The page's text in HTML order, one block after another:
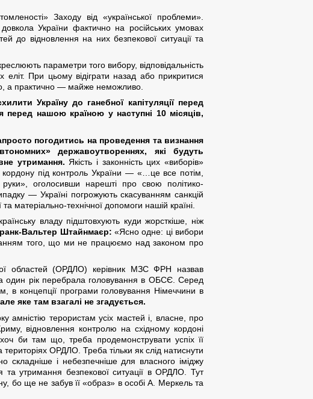
Заходу від «української проблеми».
України фактично на російських умовах
до відновлення на них безпекової ситуації та
параметри того вибору, відповідальність
еліт. При цьому відіграти назад або прикритися
а практично — майже неможливо.
Україну до ганебної капітуляції перед
перед нашою країною у наступні 10 місяців,
погодитись на проведення та визнання
державоутвореннях, які будуть
утримання. Якість і законність цих «виборів»
під контроль України — «…це все потім,
оголосивши нарешті про свою політико-
— Україні погрожують скасуванням санкцій
матеріально-технічної допомоги нашій країні.
владу підштовхують куди жорсткіше, ніж
Вальтер Штайнмаєр: «Ясно одне: ці вибори
того, що ми не працюємо над законом про
областей (ОРДЛО) керівник МЗС ФРН назвав
один рік перебрала головування в ОБСЄ. Серед
в концепції програми головування Німеччини в
яке там взагалі не згадується.
амністію терористам усіх мастей і, власне, про
відновлення контролю на східному кордоні
би там що, треба продемонструвати успіх її
ОРДЛО. Треба тільки як слід натиснути
складніше і небезпечніше для власного іміджу
утримання безпекової ситуації в ОРДЛО. Тут
бо ще не забув її «образ» в особі А. Меркель та